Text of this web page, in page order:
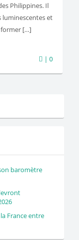
Philippines. Il
luminescentes et
former […]
| 0
baromètre
France entre